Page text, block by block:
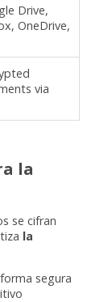
Drive,
OneDrive,
via
la
se cifran
la
segura